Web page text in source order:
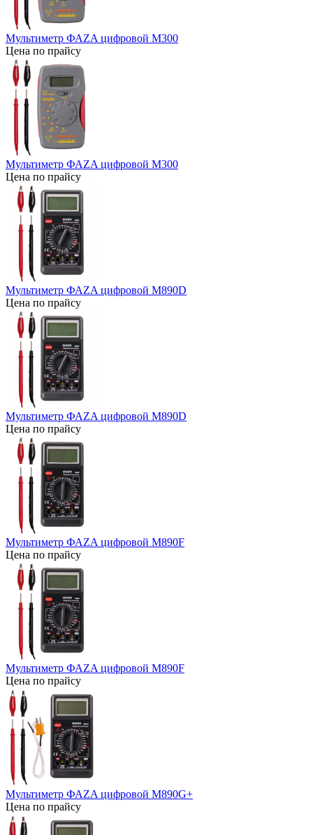
Мультиметр ФАZA цифровой М300
Цена по прайсу
Мультиметр ФАZA цифровой М300
Цена по прайсу
Мультиметр ФАZA цифровой М890D
Цена по прайсу
Мультиметр ФАZA цифровой М890D
Цена по прайсу
Мультиметр ФАZA цифровой М890F
Цена по прайсу
Мультиметр ФАZA цифровой М890F
Цена по прайсу
Мультиметр ФАZA цифровой М890G+
Цена по прайсу